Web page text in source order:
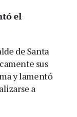
el
de Santa
sus
y lamentó
a